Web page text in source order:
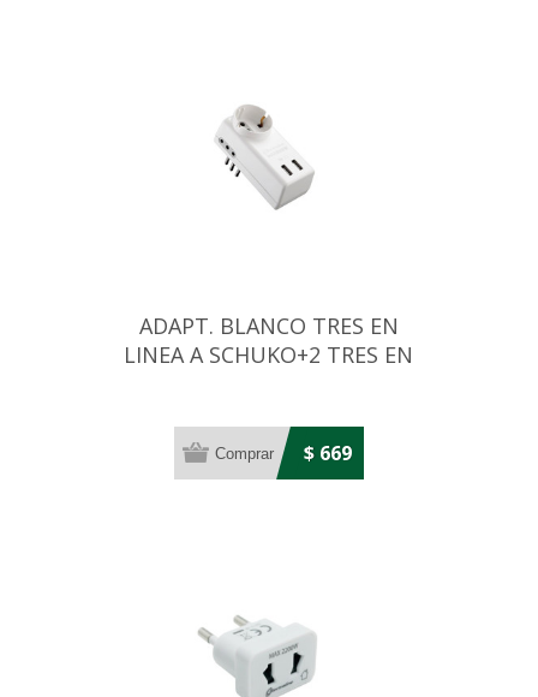
ADAPT. BLANCO TRES EN
LINEA A SCHUKO+2 TRES EN
$ 669